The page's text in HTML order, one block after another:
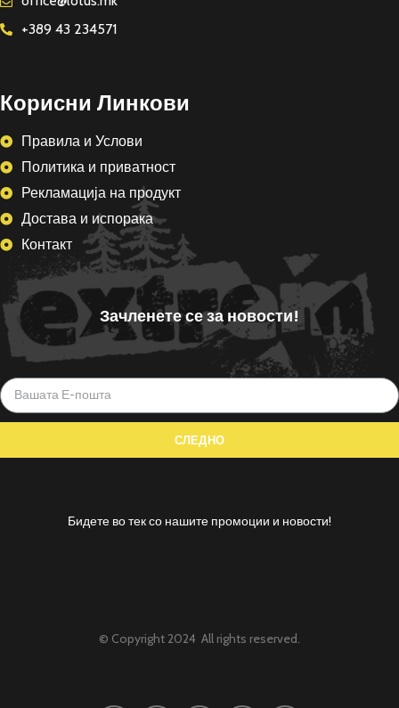
+389 43 234571
Корисни Линкови
Правила и Услови
Политика и приватност
Рекламација на продукт
Достава и испорака
Контакт
Зачленете се за новости!
Бидете во тек со нашите промоции и новости!
© Copyright 2024 All rights reserved.